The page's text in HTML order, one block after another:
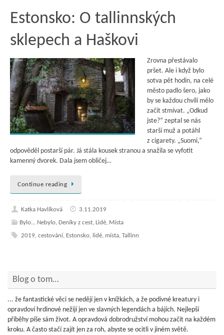
Estonsko: O tallinnských
sklepech a Haškovi
Zrovna přestávalo
pršet. Ale i když bylo
sotva pět hodin, na celé
město padlo šero, jako
by se každou chvílí mělo
začít stmívat. „Odkud
jste?“ zeptal se nás
starší muž a potáhl
z cigarety. „Suomi,“
odpověděl postarší pár. Já stála kousek stranou a snažila se vyfotit
kamenný dvorek. Dala jsem obličej…
Continue reading
Katka Havlíková
3.11.2019
Bylo... Nebylo, Deníky z cest, Lidé, Místa
2019, cestování, Estonsko, lidé, místa, Tallinn
Blog o tom…
... že fantastické věci se nedějí jen v knížkách, a že podivné kreatury i
opravdoví hrdinové nežijí jen ve slavných legendách a bájích. Nejlepší
příběhy píše sám život. A opravdová dobrodružství mohou začít na každém
kroku. A často stačí zajít jen za roh, abyste se ocitli v jiném světě.